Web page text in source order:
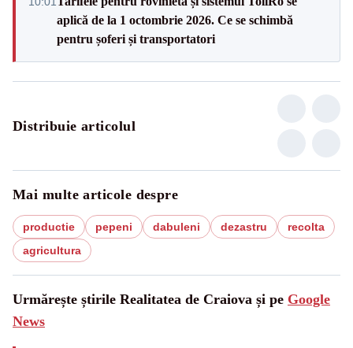
aplică de la 1 octombrie 2026. Ce se schimbă
pentru șoferi și transportatori
Distribuie articolul
Mai multe articole despre
productie pepeni dabuleni dezastru
recolta
agricultura
Urmărește știrile Realitatea de Craiova și pe Google
News